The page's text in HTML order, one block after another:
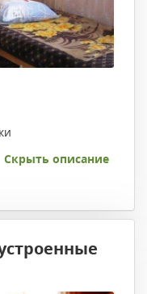
Скрыть описание